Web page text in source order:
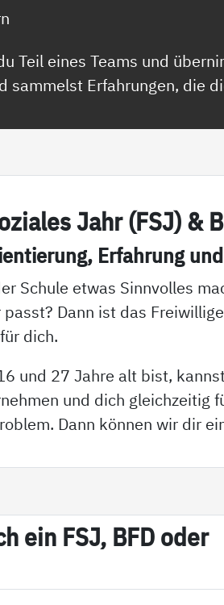
Teil eines Teams und
sammelst Erfahrungen, die
Jahr (FSJ) &
Er­fah­rung
Schule etwas Sinnvolles
Dann ist das
dich.
und 27 Jahre alt bist,
und dich gleichzeitig
Dann können wir dir
ein FSJ, BFD oder